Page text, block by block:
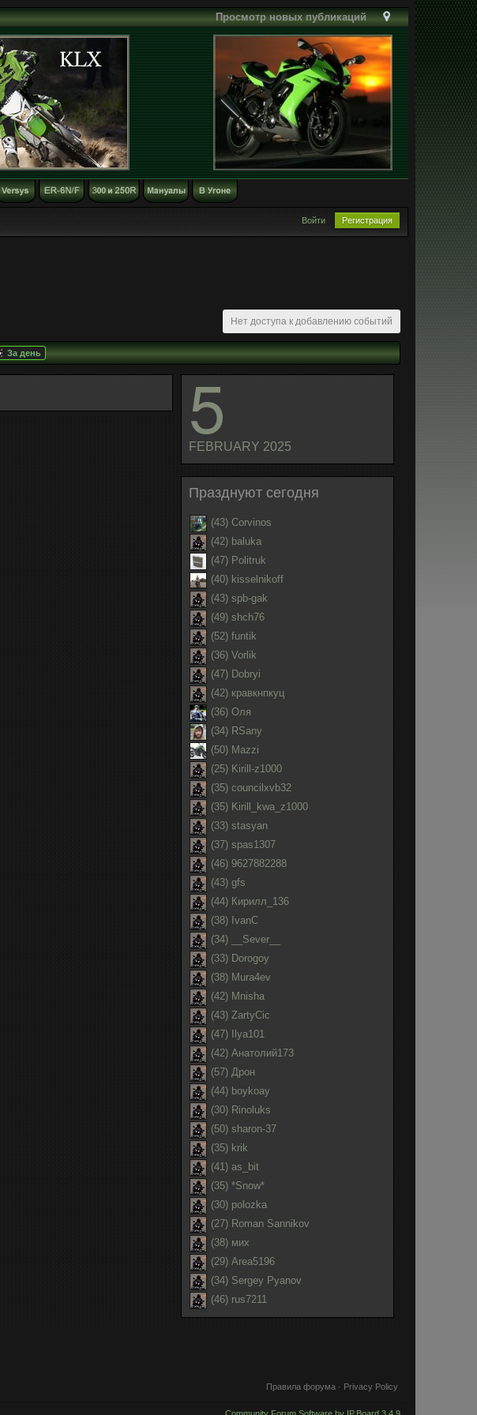
Просмотр новых публикаций
Войти Регистрация
Нет доступа к добавлению событий
За день
5
FEBRUARY 2025
Празднуют сегодня
(43) Corvinos
(42) baluka
(47) Politruk
(40) kisselnikoff
(43) spb-gak
(49) shch76
(52) funtik
(36) Vorlik
(47) Dobryi
(42) кравкнпкуц
(36) Оля
(34) RSany
(50) Mazzi
(25) Kirill-z1000
(35) councilxvb32
(35) Kirill_kwa_z1000
(33) stasyan
(37) spas1307
(46) 9627882288
(43) gfs
(44) Кирилл_136
(38) IvanC
(34) __Sever__
(33) Dorogoy
(38) Mura4ev
(42) Mnisha
(43) ZartyCic
(47) Ilya101
(42) Анатолий173
(57) Дрон
(44) boykoay
(30) Rinoluks
(50) sharon-37
(35) krik
(41) as_bit
(35) *Snow*
(30) polozka
(27) Roman Sannikov
(38) мих
(29) Area5196
(34) Sergey Pyanov
(46) rus7211
Privacy Policy
Правила форума·